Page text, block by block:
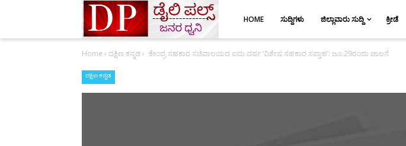
HOME ಸುದ್ದಿಗಳು ಜಿಲ್ಲಾವಾರು ಸುದ್ದಿ ಕ್ರೀಡೆ
Home › ದಕ್ಷಿಣ ಕನ್ನಡ› ಕೇಂದ್ರ ಸಹಕಾರ ಸಚಿವಾಲಯದ ಐದು ವರ್ಷ ‘ವಿಶೇಷ ಸಹಕಾರ ಸಪ್ತಾಹ’: ಜೂ.29ರಂದು ಚಾಲನೆ
ದಕ್ಷಿಣ ಕನ್ನಡ